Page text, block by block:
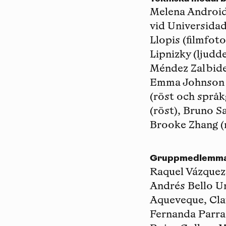
Melena
vid
Llopis
Lipnizky
Méndez
Emma
(röst och
(röst), Bruno
Brooke Zhang
Raquel
Andrés Bello
Aqueveque,
Fernanda